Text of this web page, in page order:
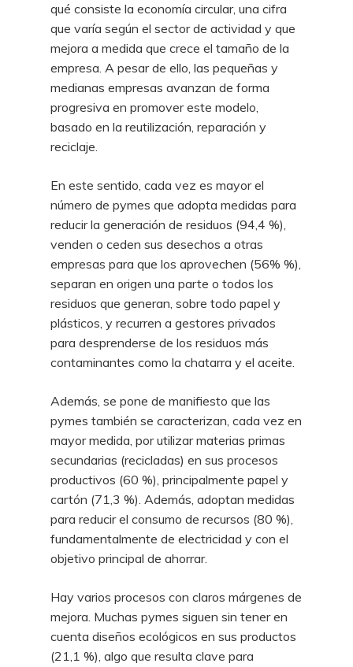
qué consiste la economía circular, una cifra
que varía según el sector de actividad y que
mejora a medida que crece el tamaño de la
empresa. A pesar de ello, las pequeñas y
medianas empresas avanzan de forma
progresiva en promover este modelo,
basado en la reutilización, reparación y
reciclaje.
En este sentido, cada vez es mayor el
número de pymes que adopta medidas para
reducir la generación de residuos (94,4 %),
venden o ceden sus desechos a otras
empresas para que los aprovechen (56% %),
separan en origen una parte o todos los
residuos que generan, sobre todo papel y
plásticos, y recurren a gestores privados
para desprenderse de los residuos más
contaminantes como la chatarra y el aceite.
Además, se pone de manifiesto que las
pymes también se caracterizan, cada vez en
mayor medida, por utilizar materias primas
secundarias (recicladas) en sus procesos
productivos (60 %), principalmente papel y
cartón (71,3 %). Además, adoptan medidas
para reducir el consumo de recursos (80 %),
fundamentalmente de electricidad y con el
objetivo principal de ahorrar.
Hay varios procesos con claros márgenes de
mejora. Muchas pymes siguen sin tener en
cuenta diseños ecológicos en sus productos
(21,1 %), algo que resulta clave para